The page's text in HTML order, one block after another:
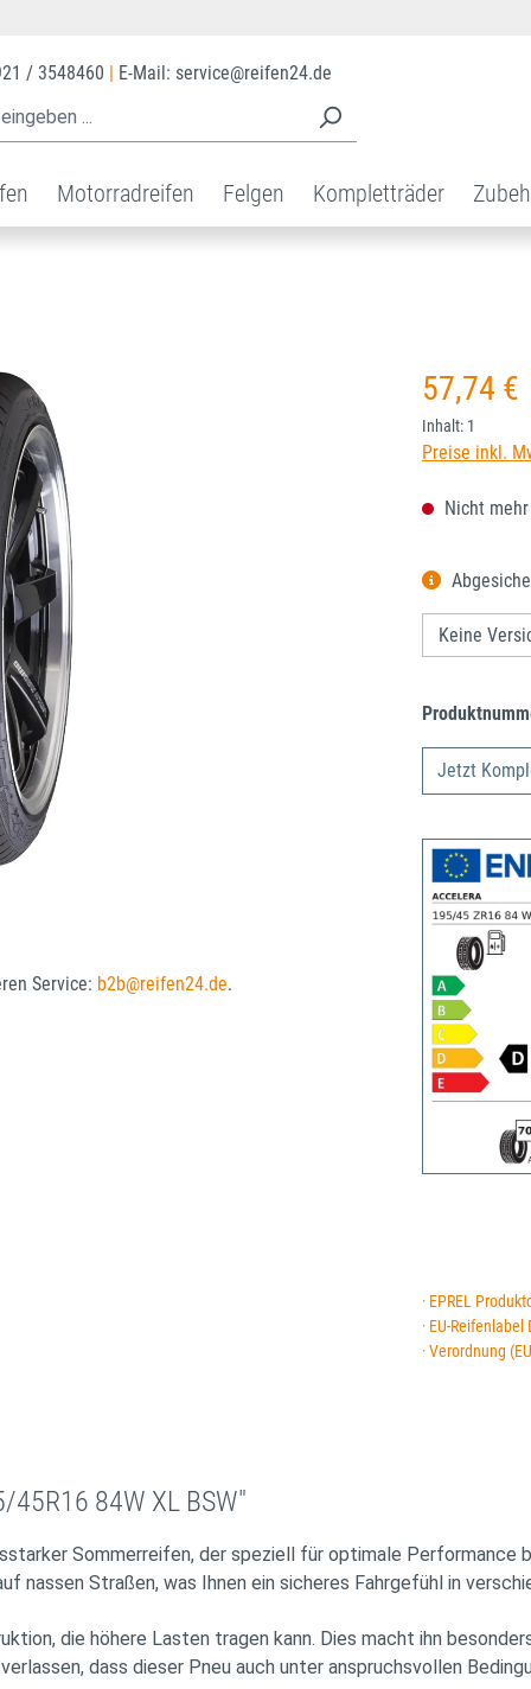
/ 3548460 E-Mail: service@reifen24.de
Motorradreifen Felgen Kompletträder
Service: b2b@reifen24.de.
Regulärer
57,74 €
Inhalt: 1
Preise inkl.
Nicht
Jetzt
· EPREL
· EU-
· Verordnung
45R16 84W XL BSW"
Sommerreifen, der speziell für optimale
nassen Straßen, was Ihnen ein sicheres Fahrgefühl in
die höhere Lasten tragen kann. Dies macht ihn
dass dieser Pneu auch unter anspruchsvollen